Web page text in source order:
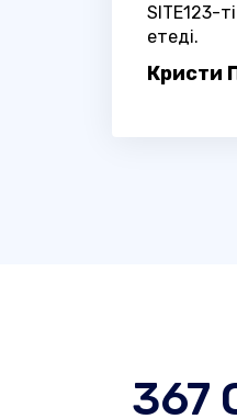
SITE123-
етеді.
Кристи
367